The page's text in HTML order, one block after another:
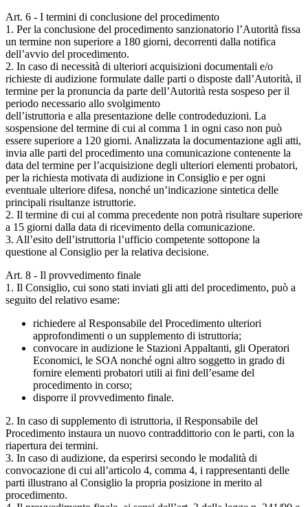
Art. 6 - I termini di conclusione del procedimento
1. Per la conclusione del procedimento sanzionatorio l’Autorità fissa
un termine non superiore a 180 giorni, decorrenti dalla notifica
dell’avvio del procedimento.
2. In caso di necessità di ulteriori acquisizioni documentali e/o
richieste di audizione formulate dalle parti o disposte dall’Autorità, il
termine per la pronuncia da parte dell’Autorità resta sospeso per il
periodo necessario allo svolgimento
dell’istruttoria e alla presentazione delle controdeduzioni. La
sospensione del termine di cui al comma 1 in ogni caso non può
essere superiore a 120 giorni. Analizzata la documentazione agli atti,
invia alle parti del procedimento una comunicazione contenente la
data del termine per l’acquisizione degli ulteriori elementi probatori,
per la richiesta motivata di audizione in Consiglio e per ogni
eventuale ulteriore difesa, nonché un’indicazione sintetica delle
principali risultanze istruttorie.
2. Il termine di cui al comma precedente non potrà risultare superiore
a 15 giorni dalla data di ricevimento della comunicazione.
3. All’esito dell’istruttoria l’ufficio competente sottopone la
questione al Consiglio per la relativa decisione.
Art. 8 - Il provvedimento finale
1. Il Consiglio, cui sono stati inviati gli atti del procedimento, può a
seguito del relativo esame:
richiedere al Responsabile del Procedimento ulteriori
approfondimenti o un supplemento di istruttoria;
convocare in audizione le Stazioni Appaltanti, gli Operatori
Economici, le SOA nonché ogni altro soggetto in grado di
fornire elementi probatori utili ai fini dell’esame del
procedimento in corso;
disporre il provvedimento finale.
2. In caso di supplemento di istruttoria, il Responsabile del
Procedimento instaura un nuovo contraddittorio con le parti, con la
riapertura dei termini.
3. In caso di audizione, da esperirsi secondo le modalità di
convocazione di cui all’articolo 4, comma 4, i rappresentanti delle
parti illustrano al Consiglio la propria posizione in merito al
procedimento.